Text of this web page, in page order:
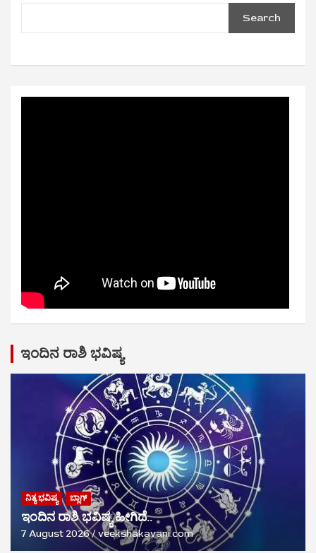
Search
ಇಂದಿನ ರಾಶಿ ಭವಿಷ್ಯ
ನಿತ್ಯ ಭವಿಷ್ಯ ಬ್ಲಾಗ್
ಇಂದಿನ ರಾಶಿ ಭವಿಷ್ಯ ಹೀಗಿದೆ..
7 August 2026 veekshakavani.com